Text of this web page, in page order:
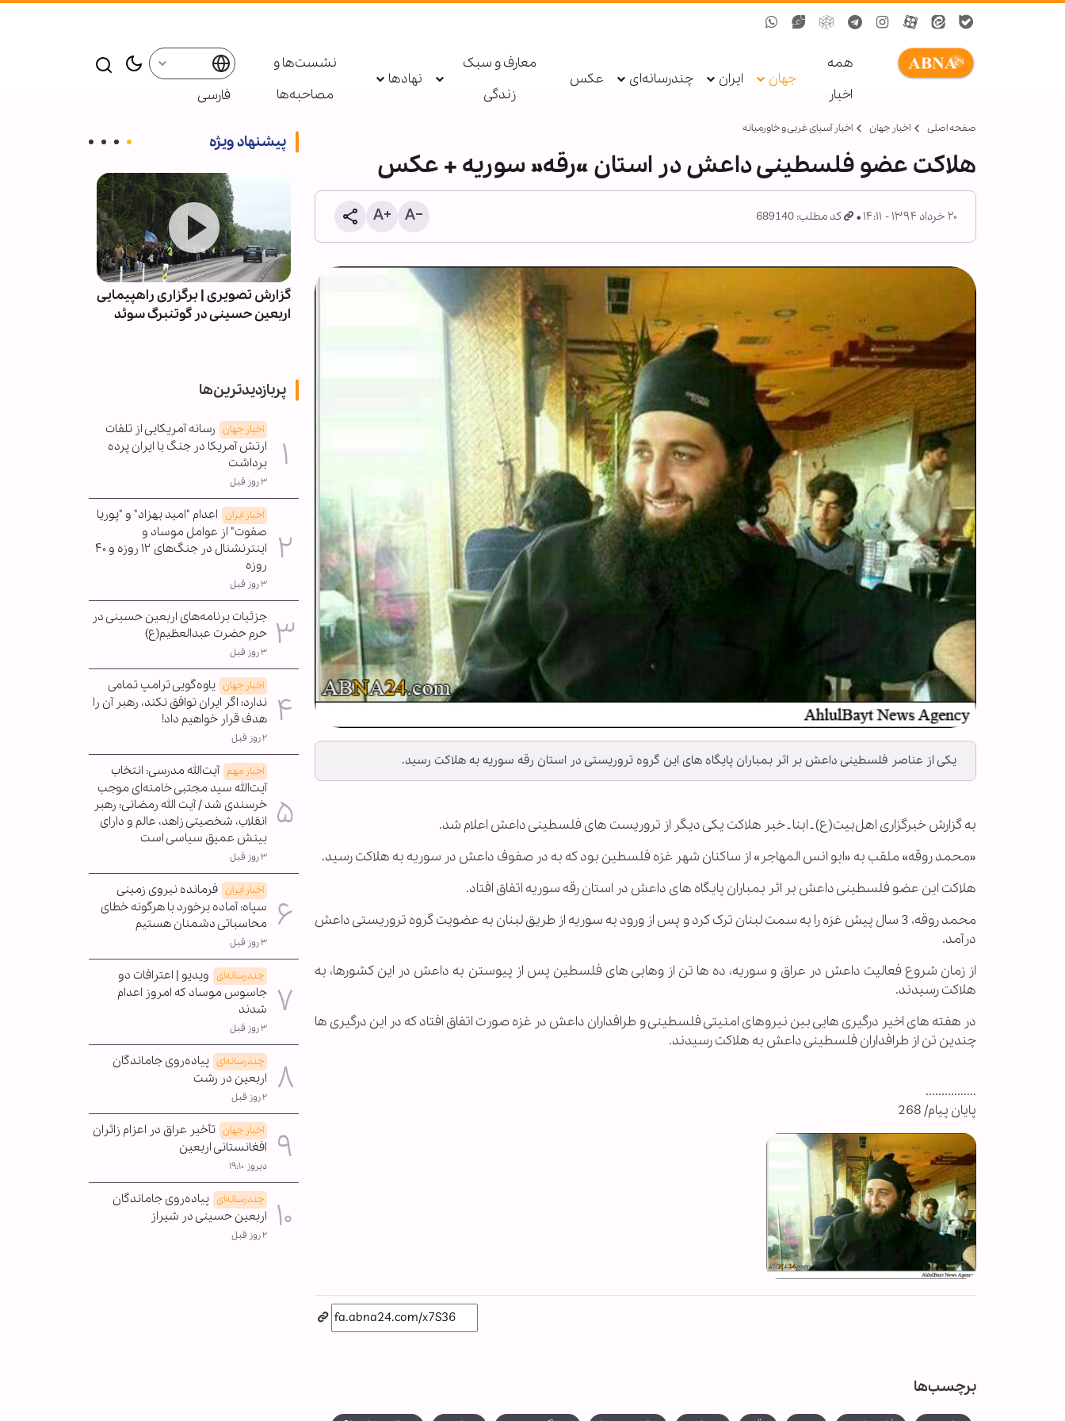
همه
اخبار
جهان ایران چندرسانه‌ای عکس
معارف و سبک
زندگی
نهادها
نشست‌ها و
مصاحبه‌ها
فارسی
صفحه اصلی اخبار جهان اخبار آسیای غربی و خاورمیانه
هلاکت عضو فلسطینی داعش در استان «رقه» سوریه + عکس
۲۰ خرداد ۱۳۹۴ - ۱۴:۱۱ کد مطلب: 689140
یکی از عناصر فلسطینی داعش بر اثر بمباران پایگاه های این گروه تروریستی در استان رقه سوریه به هلاکت رسید.
به گزارش خبرگزاری اهل‌بیت(ع) ـ ابنا ـ خبر هلاکت یکی دیگر از تروریست های فلسطینی داعش اعلام شد.
«محمد روقه» ملقب به «ابو انس المهاجر» از ساکنان شهر غزه فلسطین بود که به در صفوف داعش در سوریه به هلاکت رسید.
هلاکت این عضو فلسطینی داعش بر اثر بمباران پایگاه های داعش در استان رقه سوریه اتفاق افتاد.
محمد روقه، 3 سال پیش غزه را به سمت لبنان ترک کرد و پس از ورود به سوریه از طریق لبنان به عضویت گروه تروریستی داعش
درآمد.
از زمان شروع فعالیت داعش در عراق و سوریه، ده ها تن از وهابی های فلسطین پس از پیوستن به داعش در این کشورها، به
هلاکت رسیدند.
در هفته های اخیر درگیری هایی بین نیروهای امنیتی فلسطینی و طرافداران داعش در غزه صورت اتفاق افتاد که در این درگیری ها
چندین تن از طرافداران فلسطینی داعش به هلاکت رسیدند.
................
پایان پیام/ 268
برچسب‌ها
پیشنهاد ویژه
گزارش تصویری | مراسم عزاداری
اربعین حسینی در مرکز امام
حسن(ع) کریستیناستاد سوئد
گزارش تصویری | برگزاری راهپیمایی
اربعین حسینی در گوتنبرگ سوئد
پربازدیدترین‌ها
اخبار جهان رسانه آمریکایی از تلفات
ارتش آمریکا در جنگ با ایران پرده
برداشت
۳ روز قبل
اخبار ایران اعدام "امید بهزاد" و "پوریا
صفوت" از عوامل موساد و
اینترنشنال در جنگ‌های ۱۲ روزه و ۴۰
روزه
۳ روز قبل
جزئیات برنامه‌های اربعین حسینی در
حرم حضرت عبدالعظیم(ع)
۳ روز قبل
اخبار جهان یاوه‌گویی ترامپ تمامی
ندارد؛ اگر ایران توافق نکند، رهبر آن را
هدف قرار خواهیم داد!
۲ روز قبل
اخبار مهم آیت‌الله مدرسی: انتخاب
آیت‌الله سید مجتبی خامنه‌ای موجب
خرسندی شد / آیت الله رمضانی: رهبر
انقلاب، شخصیتی زاهد، عالم و دارای
بینش عمیق سیاسی است
۳ روز قبل
اخبار ایران فرمانده نیروی زمینی
سپاه: آماده برخورد با هرگونه خطای
محاسباتی دشمنان هستیم
۳ روز قبل
چندرسانه‌ای ویدیو | اعترافات دو
جاسوس موساد که امروز اعدام
شدند
۳ روز قبل
چندرسانه‌ای پیاده‌روی جاماندگان
اربعین در رشت
۲ روز قبل
اخبار جهان تأخیر عراق در اعزام زائران
افغانستانی اربعین
دیروز ۱۹:۱۰
چندرسانه‌ای پیاده‌روی جاماندگان
اربعین حسینی در شیراز
۲ روز قبل